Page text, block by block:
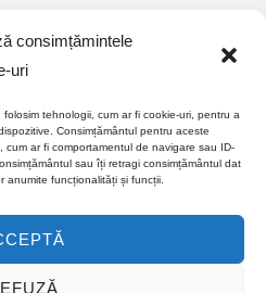
consimțămintele
uri
tehnologii, cum ar fi cookie-uri, pentru a
Consimțământul pentru aceste
ar fi comportamentul de navigare sau ID-
sau îți retragi consimțământul dat
funcționalități și funcții.
Librarie
traduceri
mediere
Reserved. Power By